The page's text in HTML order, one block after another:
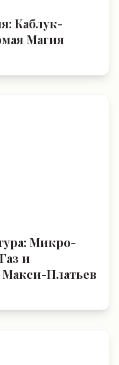
Каблук-
Магия
Микро-
и
Платьев